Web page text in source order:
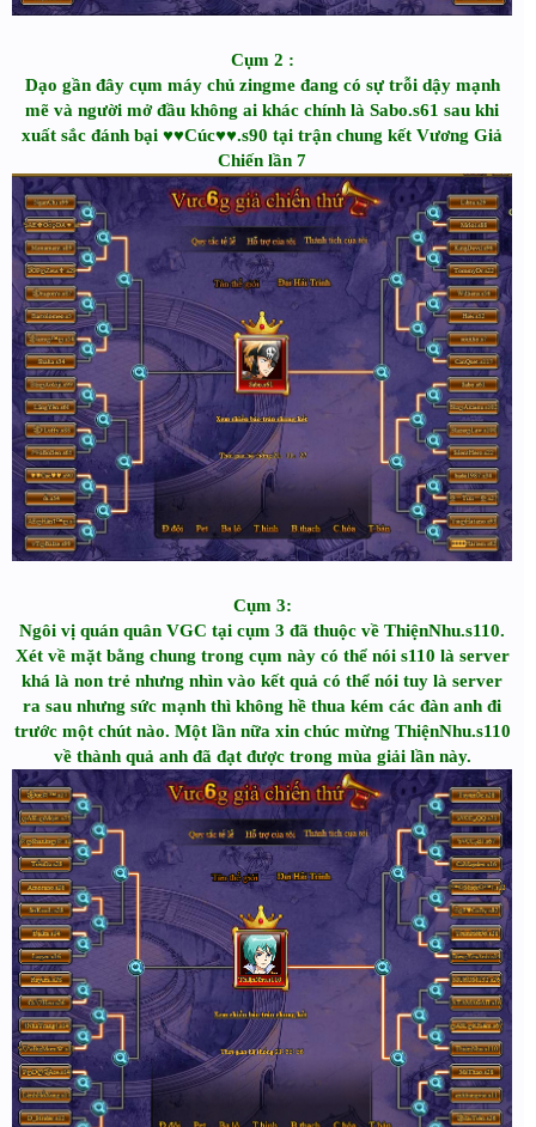
Cụm 2 :
Dạo gần đây cụm máy chủ zingme đang có sự trỗi dậy mạnh
mẽ và người mở đầu không ai khác chính là Sabo.s61 sau khi
xuất sắc đánh bại ♥♥Cúc♥♥.s90 tại trận chung kết Vương Giả
Chiến lần 7
Cụm 3:
Ngôi vị quán quân VGC tại cụm 3 đã thuộc về ThiệnNhu.s110.
Xét về mặt bằng chung trong cụm này có thể nói s110 là server
khá là non trẻ nhưng nhìn vào kết quả có thể nói tuy là server
ra sau nhưng sức mạnh thì không hề thua kém các đàn anh đi
trước một chút nào. Một lần nữa xin chúc mừng ThiệnNhu.s110
về thành quả anh đã đạt được trong mùa giải lần này.